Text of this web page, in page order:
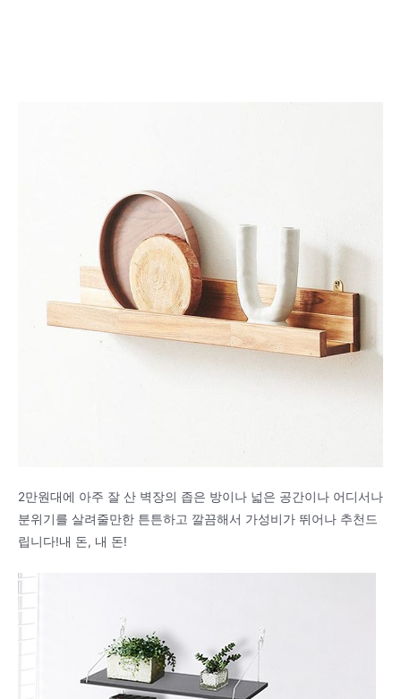
2만원대에 아주 잘 산 벽장의 좁은 방이나 넓은 공간이나 어디서나
분위기를 살려줄만한 튼튼하고 깔끔해서 가성비가 뛰어나 추천드
립니다!내 돈, 내 돈!